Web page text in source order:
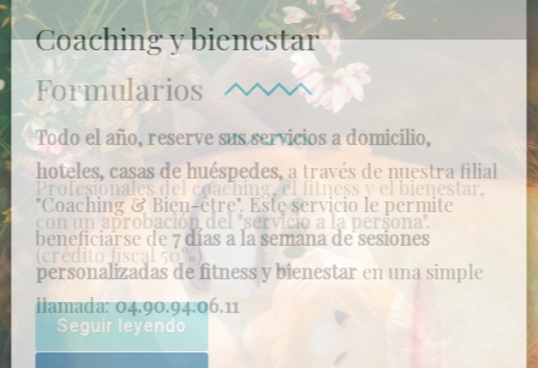
Formularios
Profesionales del coaching, el fitness y el bienestar,
con un aprobación del "servicio a la persona".
(crédito fiscal 50%)
Seguir leyendo